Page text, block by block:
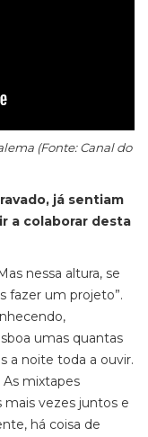
(Fonte: Canal do
já sentiam
a colaborar desta
nessa altura, se
fazer um projeto”.
umas quantas
a noite toda a ouvir.
As mixtapes
mais vezes juntos e
há coisa de